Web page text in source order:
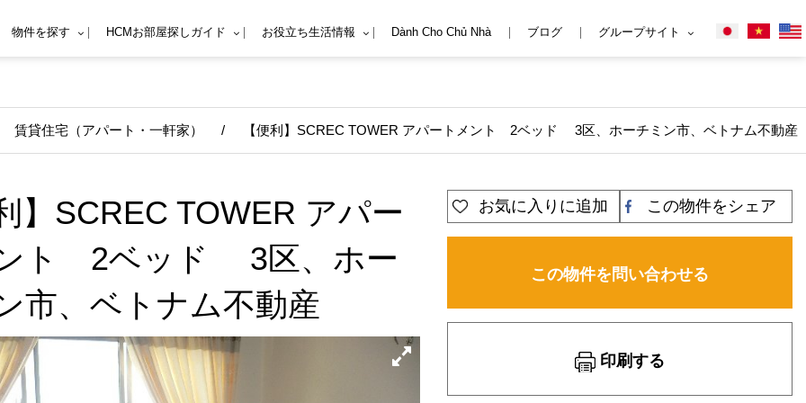
物件を探す HCMお部屋探しガイド お役立ち生活情報 Dành Cho Chủ Nhà ブログ グループサイト
賃貸住宅（アパート・一軒家） / 【便利】SCREC TOWER アパートメント 2ベッド 3区、ホーチミン市、ベトナム不動産
】SCREC TOWER アパー
ト 2ベッド 3区、ホー
市、ベトナム不動産
お気に入りに追加 この物件をシェア
この物件を問い合わせる
印刷する